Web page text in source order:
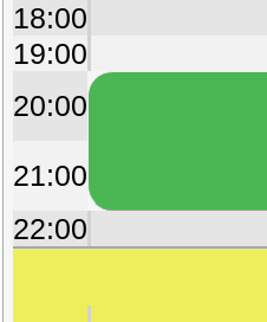
18:00
19:00
20:00
21:00
22:00